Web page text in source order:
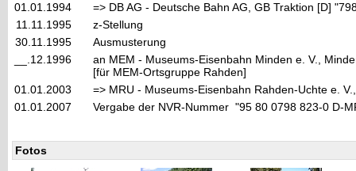
01.01.1994
=> DB AG - Deutsche Bahn AG, GB Traktion [D]
11.11.1995
z-Stellung
30.11.1995
Ausmusterung
__.12.1996
an MEM - Museums-Eisenbahn Minden e. V.,
[für MEM-Ortsgruppe Rahden]
01.01.2003
=> MRU - Museums-Eisenbahn Rahden-Uchte e.
01.01.2007
Vergabe der NVR-Nummer "95 80 0798 823-0 D-
Fotos